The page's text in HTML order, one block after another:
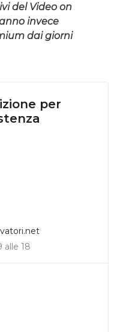
del Video on
invece
dai giorni
per
alle 18